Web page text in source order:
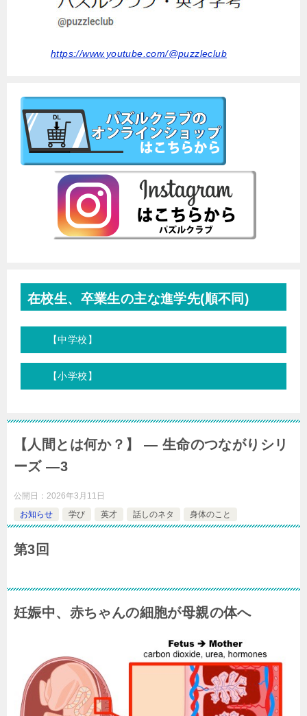
https://www.youtube.com/@puzzleclub
在校生、卒業生の主な進学先(順不同)
【中学校】
【小学校】
【人間とは何か？】 ― 生命のつながりシリ
ーズ ―3
公開日： 2026年3月11日
お知らせ
学び 英才 話しのネタ 身体のこと
第3回
妊娠中、赤ちゃんの細胞が母親の体へ